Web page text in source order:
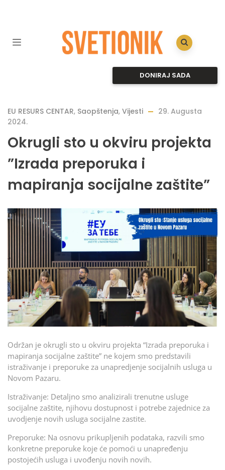
DONIRAJ SADA
EU RESURS CENTAR, Saopštenja, Vijesti
29. Augusta
2024.
Okrugli sto u okviru projekta
”Izrada preporuka i
mapiranja socijalne zaštite”
Održan je okrugli sto u okviru projekta “Izrada preporuka i
mapiranja socijalne zaštite” ne kojem smo predstavili
istraživanje i preporuke za unapredjenje socijalnih usluga u
Novom Pazaru.
Istraživanje: Detaljno smo analizirali trenutne usluge
socijalne zaštite, njihovu dostupnost i potrebe zajednice za
uvodjenje novih usluga socijalne zastite.
Preporuke: Na osnovu prikupljenih podataka, razvili smo
konkretne preporuke koje će pomoći u unapređenju
postojećih usluga i uvođenju novih novih.